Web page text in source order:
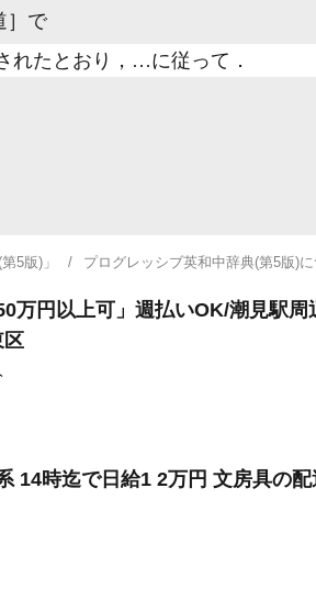
］で
れたとおり，…に従って ．
5版)」 プログレッシブ英和中辞典(第5版)
万円以上可」週払いOK/潮見駅
区
14時迄で日給1 2万円 文房具の